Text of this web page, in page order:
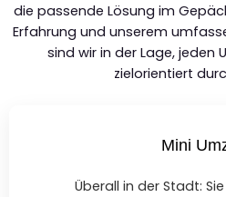
die passende Lösung im
Erfahrung und unserem
sind wir in der Lage, jeden
zielorientiert
Mini
Überall in der Stadt: